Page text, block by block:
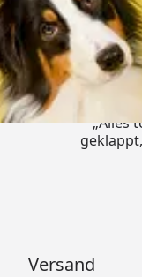
„Alles
Versand